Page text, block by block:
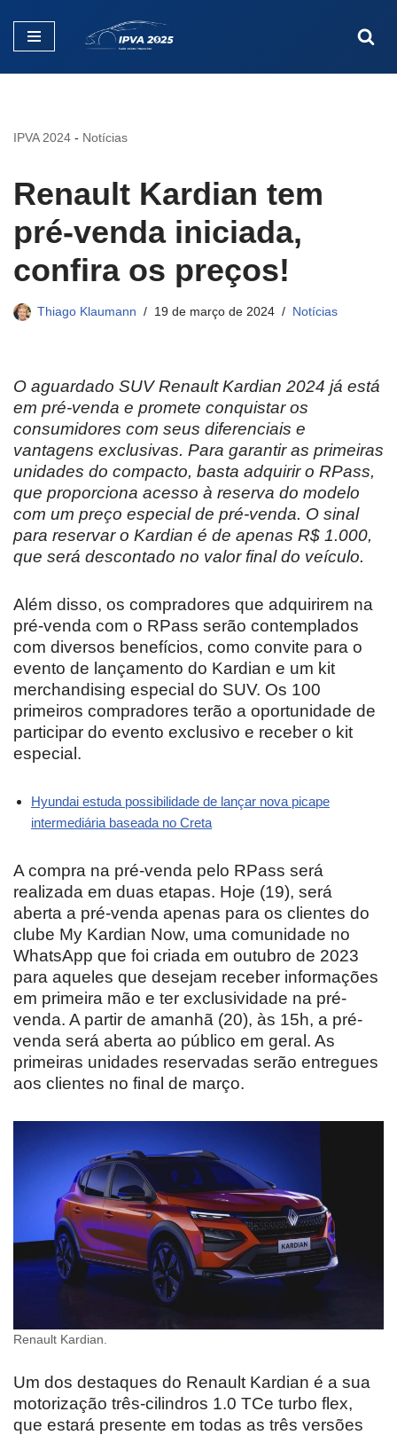
Pular
IPVA 2024 - Notícias
Renault Kardian tem
pré-venda iniciada,
confira os preços!
Thiago Klaumann 19 de março de 2024 Notícias
O aguardado SUV Renault Kardian 2024 já está
em pré-venda e promete conquistar os
consumidores com seus diferenciais e
vantagens exclusivas. Para garantir as primeiras
unidades do compacto, basta adquirir o RPass,
que proporciona acesso à reserva do modelo
com um preço especial de pré-venda. O sinal
para reservar o Kardian é de apenas R$ 1.000,
que será descontado no valor final do veículo.
Além disso, os compradores que adquirirem na
pré-venda com o RPass serão contemplados
com diversos benefícios, como convite para o
evento de lançamento do Kardian e um kit
merchandising especial do SUV. Os 100
primeiros compradores terão a oportunidade de
participar do evento exclusivo e receber o kit
especial.
Hyundai estuda possibilidade de lançar nova picape
intermediária baseada no Creta
A compra na pré-venda pelo RPass será
realizada em duas etapas. Hoje (19), será
aberta a pré-venda apenas para os clientes do
clube My Kardian Now, uma comunidade no
WhatsApp que foi criada em outubro de 2023
para aqueles que desejam receber informações
em primeira mão e ter exclusividade na pré-
venda. A partir de amanhã (20), às 15h, a pré-
venda será aberta ao público em geral. As
primeiras unidades reservadas serão entregues
aos clientes no final de março.
Renault Kardian.
Um dos destaques do Renault Kardian é a sua
motorização três-cilindros 1.0 TCe turbo flex,
que estará presente em todas as três versões